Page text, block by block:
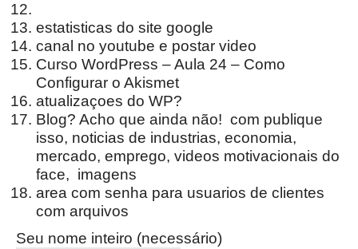
estatisticas do site google
canal no youtube e postar video
Curso WordPress – Aula 24 – Como
Configurar o Akismet
atualizaçoes do WP?
Blog? Acho que ainda não! com publique
isso, noticias de industrias, economia,
mercado, emprego, videos motivacionais do
face, imagens
area com senha para usuarios de clientes
com arquivos
Seu nome inteiro (necessário)